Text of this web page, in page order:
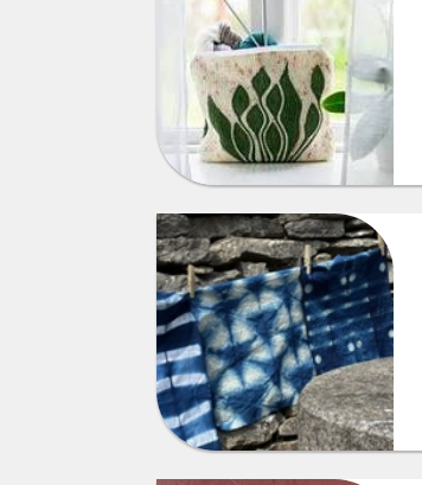
Eskilstuna
Eslöv
Falkenberg
Falun
Fengersfors
Figeholm
Fjällbacka
Fjärdhundra